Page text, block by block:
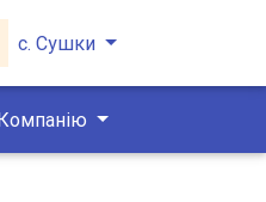
с. Сушки